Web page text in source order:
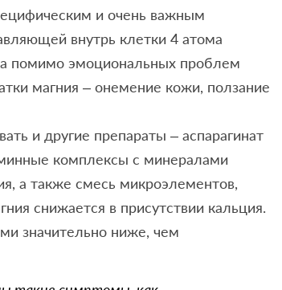
и очень важным
внутрь клетки 4 атома
помимо эмоциональных проблем
магния – онемение кожи, ползание
и другие препараты – аспарагинат
комплексы с минералами
а также смесь микроэлементов,
снижается в присутствии кальция.
значительно ниже, чем